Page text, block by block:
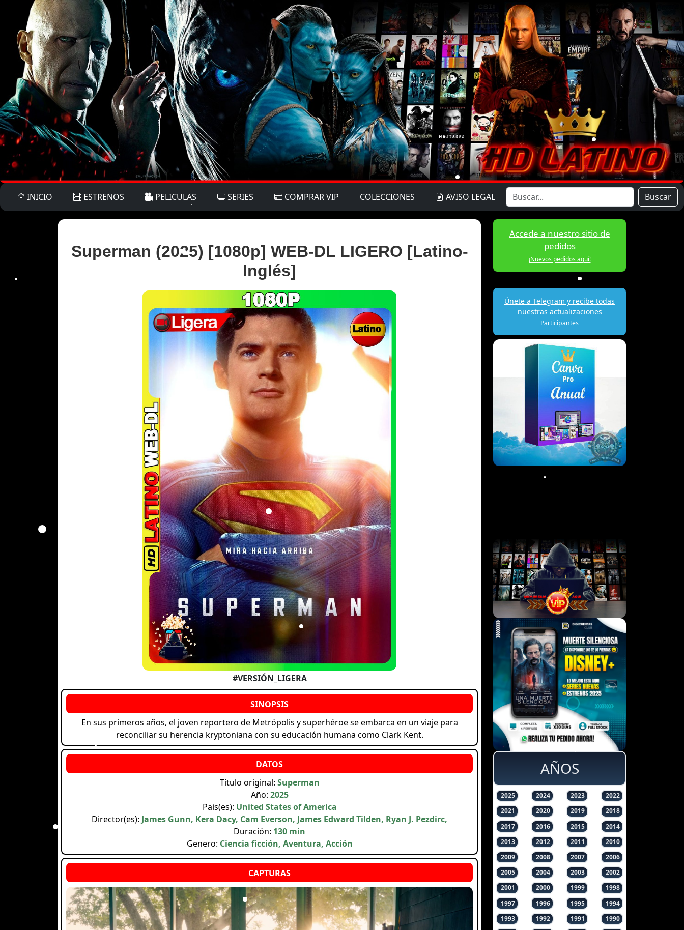
INICIO ESTRENOS PELICULAS SERIES COMPRAR VIP COLECCIONES AVISO LEGAL Buscar
Superman (2025) [1080p] WEB-DL LIGERO [Latino-
Inglés]
#VERSIÓN_LIGERA
En sus primeros años, el joven reportero de Metrópolis y superhéroe se embarca en un viaje para
reconciliar su herencia kryptoniana con su educación humana como Clark Kent.
Título original: Superman
Año: 2025
Pais(es): United States of America
Director(es): James Gunn, Kera Dacy, Cam Everson, James Edward Tilden, Ryan J. Pezdirc,
Duración: 130 min
Genero: Ciencia ficción, Aventura, Acción
Accede a nuestro sitio de
pedidos
¡Nuevos pedidos aquí!
Únete a Telegram y recibe todas
nuestras actualizaciones
Participantes
AÑOS
2025 2024 2023
2022
2021
2020 2019
2018
2017
2016 2015
2014
2013
2012 2011
2010
2009
2008 2007
2006
2005
2004 2003
2002
2001
2000 1999
1998
1997
1996 1995
1994
1993
1992 1991
1990